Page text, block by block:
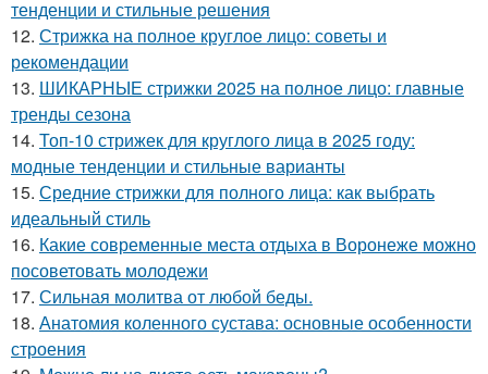
тенденции и стильные решения
12. Стрижка на полное круглое лицо: советы и
рекомендации
13. ШИКАРНЫЕ стрижки 2025 на полное лицо: главные
тренды сезона
14. Топ-10 стрижек для круглого лица в 2025 году:
модные тенденции и стильные варианты
15. Средние стрижки для полного лица: как выбрать
идеальный стиль
16. Какие современные места отдыха в Воронеже можно
посоветовать молодежи
17. Сильная молитва от любой беды.
18. Анатомия коленного сустава: основные особенности
строения